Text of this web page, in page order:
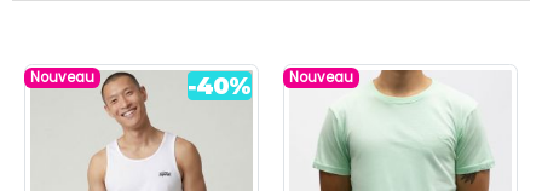
Nouveau Nouveau